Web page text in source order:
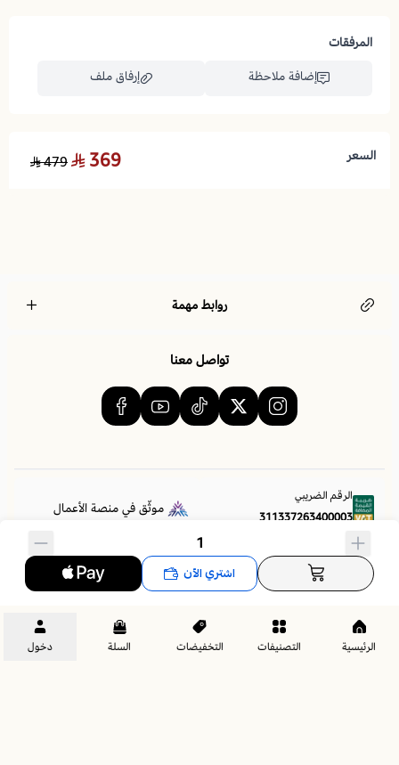
- دعم فائق :
- طبقات الفوم المتفاوت الكثافة:
- تصميم متعدد الاستخدامات :
- متوفرة بمقاسات متنوعة :
المرفقات
إضافة ملاحظة
إرفاق ملف
السعر 369
479
اشتري الآن
روابط مهمة
تواصل معنا
الرقم الضريبي
311337263400003
موثّق في منصة الأعمال
4030202221
الرئيسية التصنيفات التخفيضات السلة دخول